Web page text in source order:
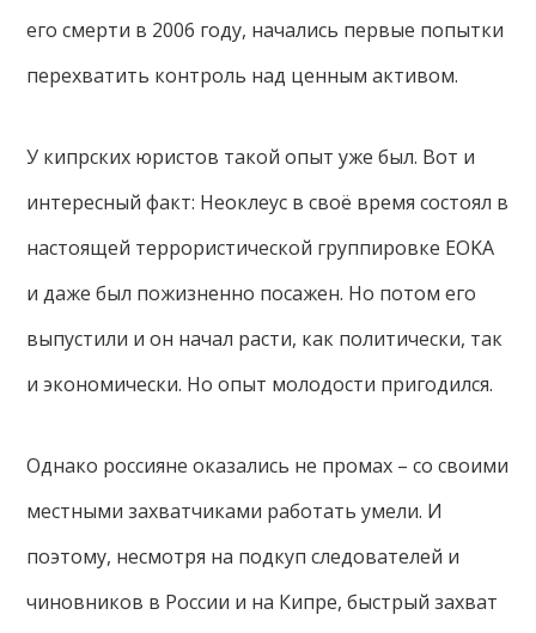
его смерти в 2006 году, начались первые попытки
перехватить контроль над ценным активом.
У кипрских юристов такой опыт уже был. Вот и
интересный факт: Неоклеус в своё время состоял в
настоящей террористической группировке EOKA
и даже был пожизненно посажен. Но потом его
выпустили и он начал расти, как политически, так
и экономически. Но опыт молодости пригодился.
Однако россияне оказались не промах – со своими
местными захватчиками работать умели. И
поэтому, несмотря на подкуп следователей и
чиновников в России и на Кипре, быстрый захват